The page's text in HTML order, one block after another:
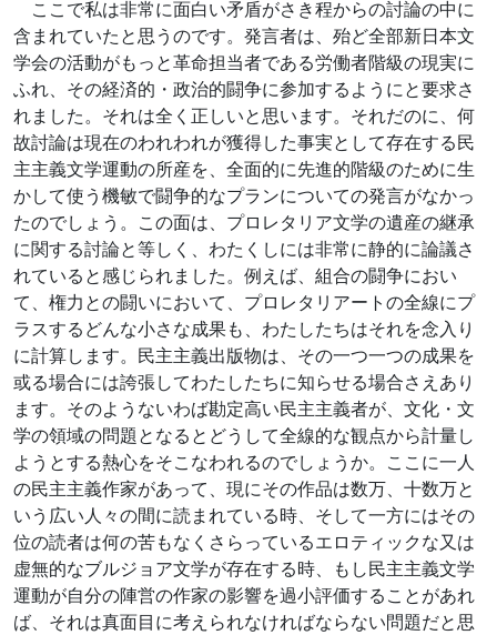
ここで私は非常に面白い矛盾がさき程からの討論の中に
含まれていたと思うのです。発言者は、殆ど全部新日本文
学会の活動がもっと革命担当者である労働者階級の現実に
ふれ、その経済的・政治的闘争に参加するようにと要求さ
れました。それは全く正しいと思います。それだのに、何
故討論は現在のわれわれが獲得した事実として存在する民
主主義文学運動の所産を、全面的に先進的階級のために生
かして使う機敏で闘争的なプランについての発言がなかっ
たのでしょう。この面は、プロレタリア文学の遺産の継承
に関する討論と等しく、わたくしには非常に静的に論議さ
れていると感じられました。例えば、組合の闘争におい
て、権力との闘いにおいて、プロレタリアートの全線にプ
ラスするどんな小さな成果も、わたしたちはそれを念入り
に計算します。民主主義出版物は、その一つ一つの成果を
或る場合には誇張してわたしたちに知らせる場合さえあり
ます。そのようないわば勘定高い民主主義者が、文化・文
学の領域の問題となるとどうして全線的な観点から計量し
ようとする熱心をそこなわれるのでしょうか。ここに一人
の民主主義作家があって、現にその作品は数万、十数万と
いう広い人々の間に読まれている時、そして一方にはその
位の読者は何の苦もなくさらっているエロティックな又は
虚無的なブルジョア文学が存在する時、もし民主主義文学
運動が自分の陣営の作家の影響を過小評価することがあれ
ば、それは真面目に考えられなければならない問題だと思